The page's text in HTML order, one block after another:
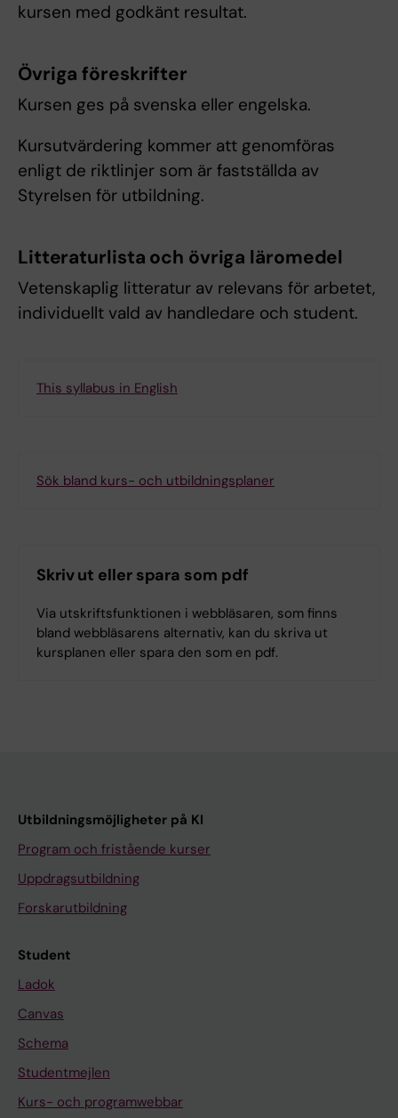
kursen med godkänt resultat.
Övriga föreskrifter
Kursen ges på svenska eller engelska.
Kursutvärdering kommer att genomföras
enligt de riktlinjer som är fastställda av
Styrelsen för utbildning.
Litteraturlista och övriga läromedel
Vetenskaplig litteratur av relevans för arbetet,
individuellt vald av handledare och student.
This syllabus in English
Sök bland kurs- och utbildningsplaner
Skriv ut eller spara som pdf
Via utskriftsfunktionen i webbläsaren, som finns
bland webbläsarens alternativ, kan du skriva ut
kursplanen eller spara den som en pdf.
Utbildningsmöjligheter på KI
Program och fristående kurser
Uppdragsutbildning
Forskarutbildning
Student
Ladok
Canvas
Schema
Studentmejlen
Kurs- och programwebbar